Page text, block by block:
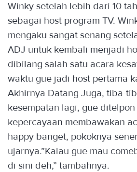
Winky setelah lebih dari 10
sebagai host program TV.
mengaku sangat senang
ADJ untuk kembali menjadi
dibilang salah satu acara
waktu gue jadi host pertama
Akhirnya Datang Juga, tiba-
kesempatan lagi, gue
kepercayaan membawakan
happy banget, pokoknya
ujarnya.”Kalau gue mau
di sini deh,” tambahnya.